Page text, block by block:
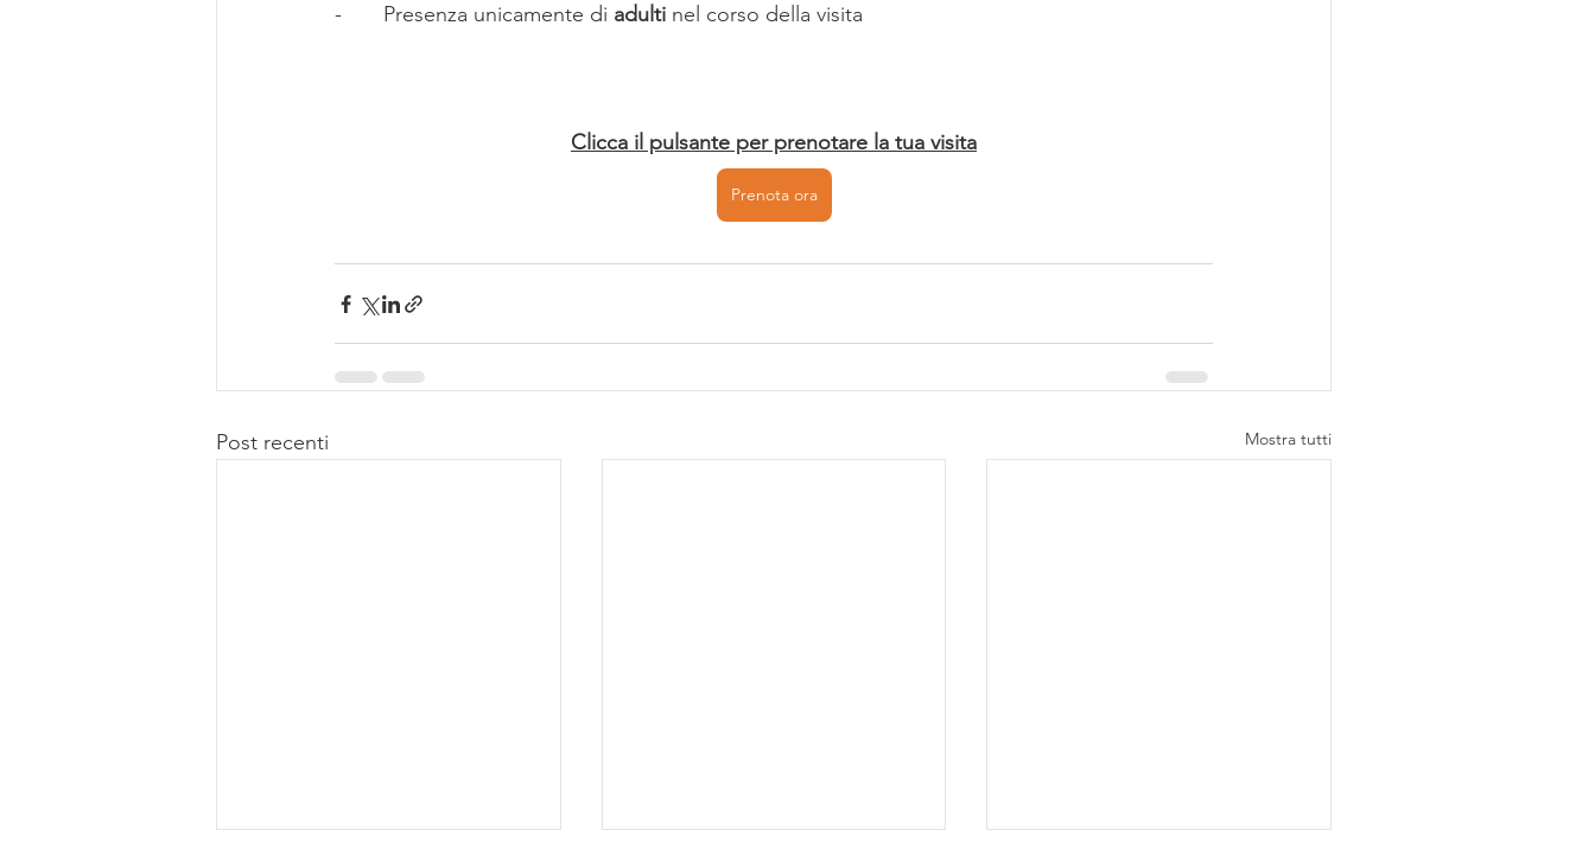
-       Presenza unicamente di adulti nel corso della visita
Clicca il pulsante per prenotare la tua visita
Prenota ora
Post recenti Mostra tutti